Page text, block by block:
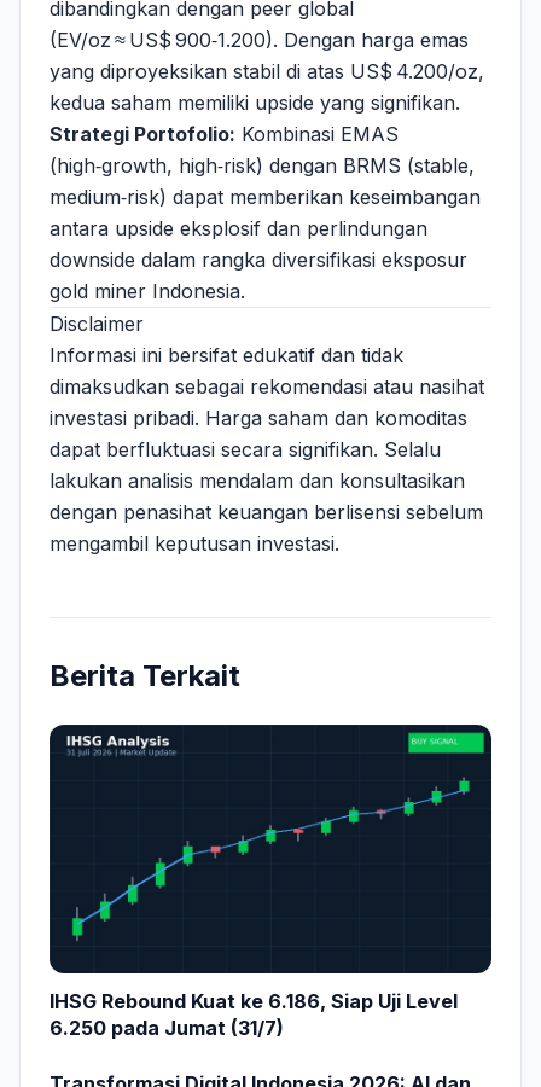
dibandingkan dengan peer global
(EV/oz ≈ US$ 900‑1.200). Dengan harga emas
yang diproyeksikan stabil di atas US$ 4.200/oz,
kedua saham memiliki upside yang signifikan.
Strategi Portofolio: Kombinasi EMAS
(high‑growth, high‑risk) dengan BRMS (stable,
medium‑risk) dapat memberikan keseimbangan
antara upside eksplosif dan perlindungan
downside dalam rangka diversifikasi eksposur
gold miner Indonesia.
Disclaimer
Informasi ini bersifat edukatif dan tidak
dimaksudkan sebagai rekomendasi atau nasihat
investasi pribadi. Harga saham dan komoditas
dapat berfluktuasi secara signifikan. Selalu
lakukan analisis mendalam dan konsultasikan
dengan penasihat keuangan berlisensi sebelum
mengambil keputusan investasi.
Berita Terkait
IHSG Rebound Kuat ke 6.186, Siap Uji Level
6.250 pada Jumat (31/7)